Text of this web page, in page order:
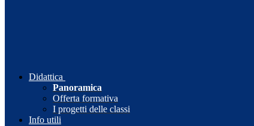
Didattica
Panoramica
Offerta formativa
I progetti delle classi
Info utili